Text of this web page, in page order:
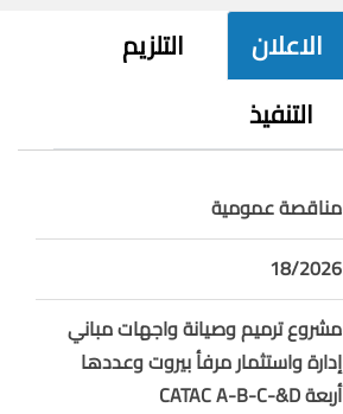
الاعلان
التلزيم
التنفيذ
مناقصة عمومية
18/2026
مشروع ترميم وصيانة واجهات مباني
إدارة واستثمار مرفأ بيروت وعددها
أربعة CATAC A-B-C-&D